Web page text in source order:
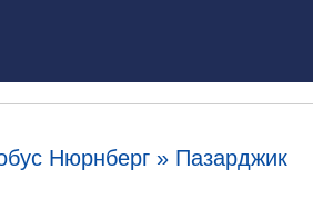
Нюрнберг » Пазарджик